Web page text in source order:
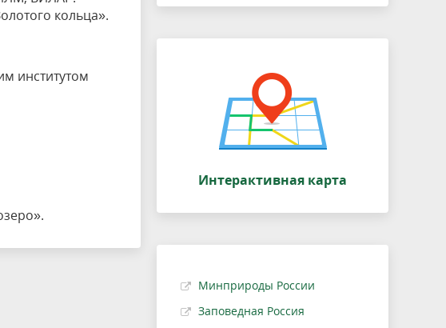
кольца».
институтом
Интерактивная карта
Минприроды России
Заповедная Россия